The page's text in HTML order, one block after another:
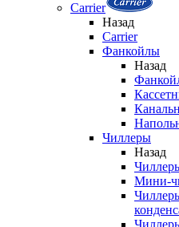
Carrier
Назад
Carrier
Фанкойлы
Назад
Чиллеры
Назад
Мини-